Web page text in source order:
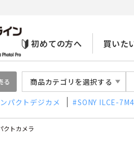
初めての方へ 買いた
る 商品カテゴリを選択する
パクトデジカメ SONY ILCE-7M4
クトカメラ